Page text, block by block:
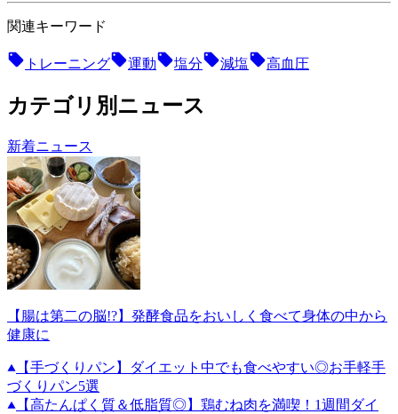
関連キーワード
トレーニング 運動 塩分 減塩 高血圧
カテゴリ別ニュース
新着ニュース
【腸は第二の脳!?】発酵食品をおいしく食べて身体の中から
健康に
【手づくりパン】ダイエット中でも食べやすい◎お手軽手
づくりパン5選
【高たんぱく質＆低脂質◎】鶏むね肉を満喫！1週間ダイ